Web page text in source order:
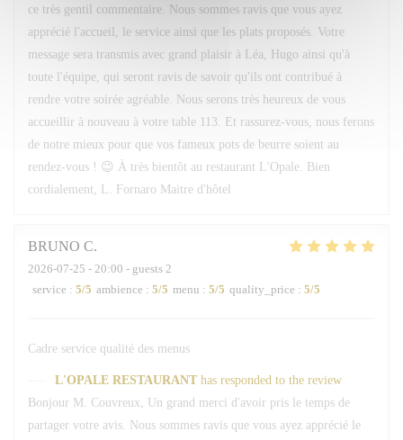
ce très gentil commentaire. Nous sommes ravis que vous ayez
apprécié l'accueil, le service ainsi que les plats proposés. Votre
message sera transmis avec grand plaisir à Léa, Hugo ainsi qu'à
toute l'équipe, qui seront ravis de savoir qu'ils ont contribué à
rendre votre soirée agréable. Nous serons très heureux de vous
accueillir à nouveau à votre table 113. Et rassurez-vous, nous ferons
de notre mieux pour que vos fameux pots de beurre soient au
rendez-vous ! 😉 À très bientôt au restaurant L'Opale. Bien
cordialement, L. Fornaro Maitre d'hôtel
BRUNO C
2026-07-25 - 20:00 - guests 2
service : 5/5 ambience : 5/5 menu : 5/5 quality_price : 5/5
Cadre service qualité des menus
L'OPALE RESTAURANT has responded to the review
Bonjour M. Couvreux, Un grand merci d'avoir pris le temps de
partager votre avis. Nous sommes ravis que vous ayez apprécié le